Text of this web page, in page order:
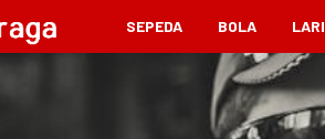
SEPEDA BOLA LARI